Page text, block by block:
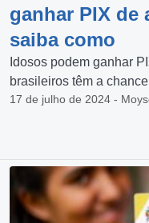
ganhar PIX de
saiba como
Idosos podem ganhar
brasileiros têm a
17 de julho de 2024 -